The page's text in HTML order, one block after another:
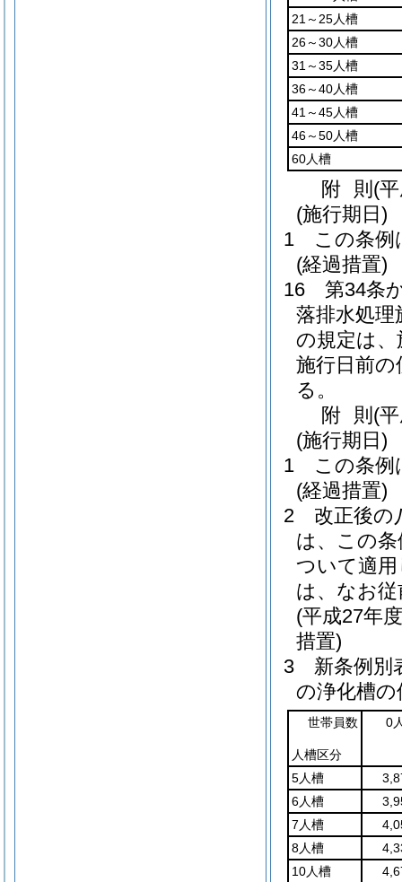
21～25人槽
26～30人槽
31～35人槽
36～40人槽
41～45人槽
46～50人槽
60人槽
附 則 (
(施行期日)
1
この条例
(経過措置)
16
第34条
落排水処理
の規定は
施行日前
る。
附 則 (
(施行期日)
1
この条例
(経過措置)
2
改正後の
は、この
ついて適
は、なお
(平成27年
措置)
3
新条例別
の浄化槽
世帯員数
人槽区分
0
5人槽
6人槽
7人槽
8人槽
10人槽